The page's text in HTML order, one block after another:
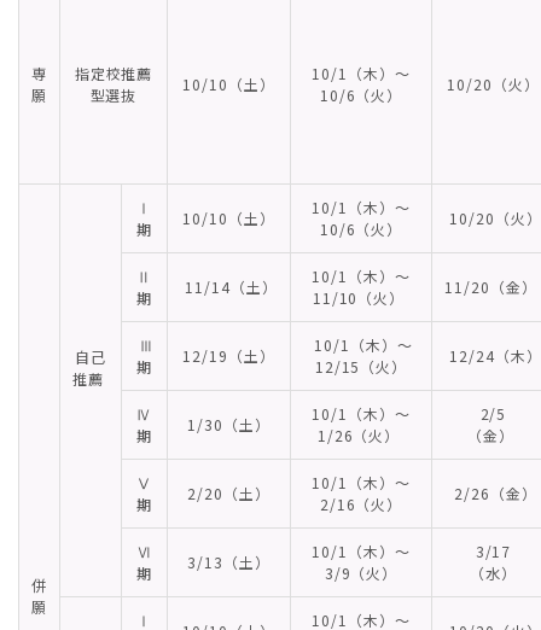
専
願
指定校推薦
型選抜
10/10（土）
10/1（木）～
10/6（火）
10/20（火）
併
願
自己
推薦
Ⅰ
期
10/10（土）
10/1（木）～
10/6（火）
10/20（火）
Ⅱ
期
11/14（土）
10/1（木）～
11/10（火）
11/20（金）
Ⅲ
期
12/19（土）
10/1（木）～
12/15（火）
12/24（木）
Ⅳ
期
1/30（土）
10/1（木）～
1/26（火）
2/5
（金）
Ⅴ
期
2/20（土）
10/1（木）～
2/16（火）
2/26（金）
Ⅵ
期
3/13（土）
10/1（木）～
3/9（火）
3/17
（水）
Ⅰ 10/1（木）～